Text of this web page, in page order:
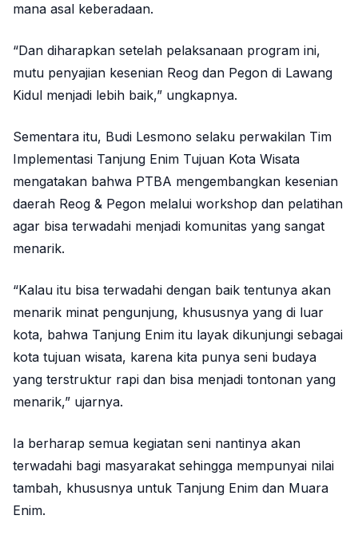
mana asal keberadaan.
“Dan diharapkan setelah pelaksanaan program ini,
mutu penyajian kesenian Reog dan Pegon di Lawang
Kidul menjadi lebih baik,” ungkapnya.
Sementara itu, Budi Lesmono selaku perwakilan Tim
Implementasi Tanjung Enim Tujuan Kota Wisata
mengatakan bahwa PTBA mengembangkan kesenian
daerah Reog & Pegon melalui workshop dan pelatihan
agar bisa terwadahi menjadi komunitas yang sangat
menarik.
“Kalau itu bisa terwadahi dengan baik tentunya akan
menarik minat pengunjung, khususnya yang di luar
kota, bahwa Tanjung Enim itu layak dikunjungi sebagai
kota tujuan wisata, karena kita punya seni budaya
yang terstruktur rapi dan bisa menjadi tontonan yang
menarik,” ujarnya.
Ia berharap semua kegiatan seni nantinya akan
terwadahi bagi masyarakat sehingga mempunyai nilai
tambah, khususnya untuk Tanjung Enim dan Muara
Enim.